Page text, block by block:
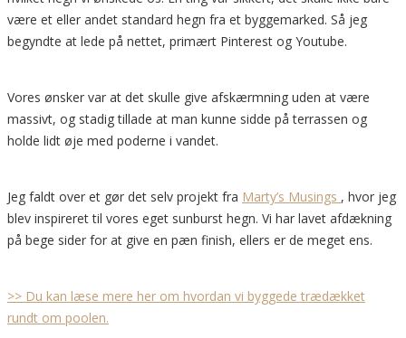
være et eller andet standard hegn fra et byggemarked. Så jeg
begyndte at lede på nettet, primært Pinterest og Youtube.
Vores ønsker var at det skulle give afskærmning uden at være
massivt, og stadig tillade at man kunne sidde på terrassen og
holde lidt øje med poderne i vandet.
Jeg faldt over et gør det selv projekt fra Marty’s Musings , hvor jeg
blev inspireret til vores eget sunburst hegn. Vi har lavet afdækning
på bege sider for at give en pæn finish, ellers er de meget ens.
>> Du kan læse mere her om hvordan vi byggede trædækket
rundt om poolen.